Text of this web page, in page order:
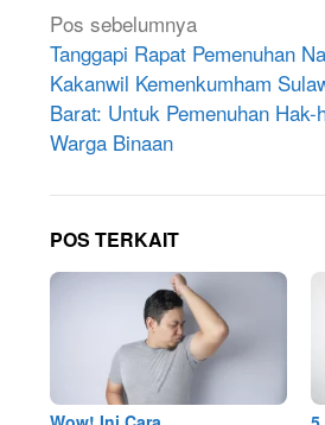
Navigasi
pos
Pos sebelumnya
Tanggapi Rapat Pemenuhan
Kakanwil Kemenkumham
Barat: Untuk Pemenuhan
Warga Binaan
POS TERKAIT